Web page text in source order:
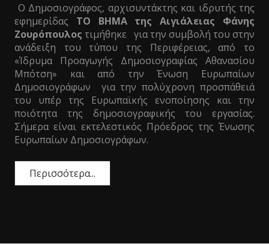
Ο Δημοσιογράφος, αρχισυντάκτης και ιδρυτής της
εφημερίδας ΤΟ ΒΗΜΑ της Αιγιάλειας Φάνης
Ζουρόπουλος τιμήθηκε για την συμβολή του στην
ανάδειξη του τύπου της Περιφέρειας, από το
«Ίδρυμα Προαγωγής Δημοσιογραφίας Αθανασίου
Μπότση» και από την Ένωση Ευρωπαίων
Δημοσιογράφων για την πολύχρονη προσπάθειά
του υπέρ της Ευρωπαϊκής ενοποίησης και την
ποιότητα της δημοσιογραφικής του εργασίας.
Σήμερα είναι εκτελεστικός Πρόεδρος της Ένωσης
Ευρωπαίων Δημοσιογράφων.
Περισσότερα...